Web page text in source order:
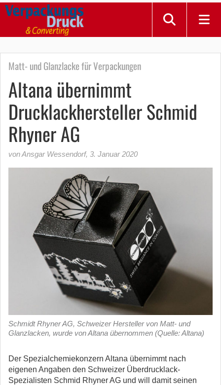
Matt- und Glanzlacke für Verpackungen
Altana übernimmt
Drucklackhersteller Schmid
Rhyner AG
von Ansgar Wessendorf, 3. Januar 2020
Schmidt Rhyner AG, Schweizer Hersteller von Matt- und
Glanzlacken, wurde von Altana übernommen (Quelle: Altana)
Der Spezialchemiekonzern Altana übernimmt nach
eigenen Angaben den Schweizer Überdrucklack-
Spezialisten Schmid Rhyner AG und will damit seinen